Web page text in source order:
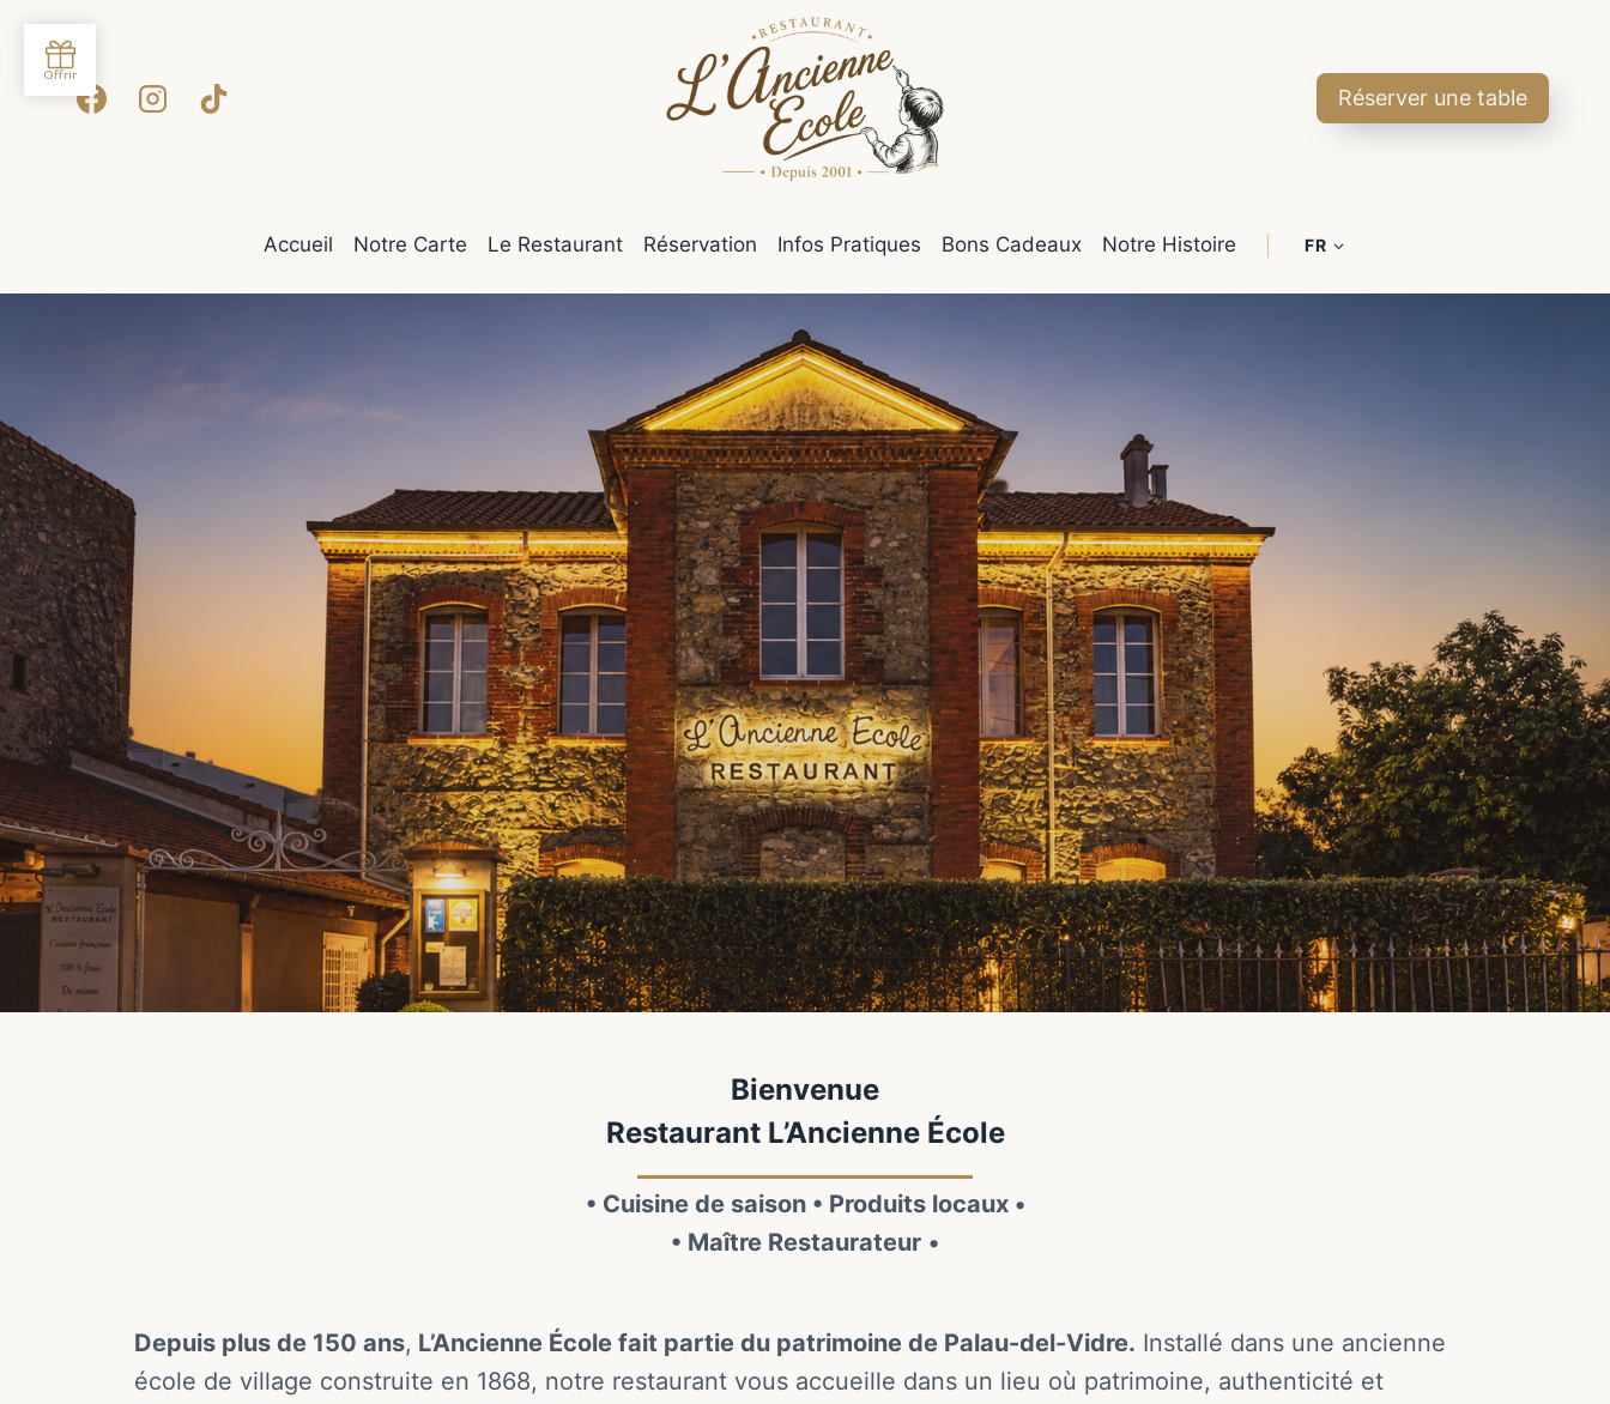
contenu
Réserver une table
Accueil Notre Carte Le Restaurant Réservation Infos Pratiques Bons Cadeaux Notre Histoire FR
Bienvenue
Restaurant L’Ancienne École
• Cuisine de saison • Produits locaux •
• Maître Restaurateur •
Depuis plus de 150 ans, L’Ancienne École fait partie du patrimoine de Palau-del-Vidre. Installé dans une ancienne
école de village construite en 1868, notre restaurant vous accueille dans un lieu où patrimoine, authenticité et